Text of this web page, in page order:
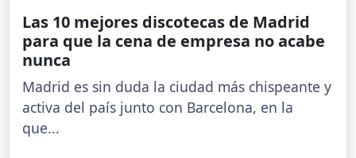
Las 10 mejores discotecas de Madrid
para que la cena de empresa no acabe
nunca
Madrid es sin duda la ciudad más chispeante y
activa del país junto con Barcelona, en la
que...